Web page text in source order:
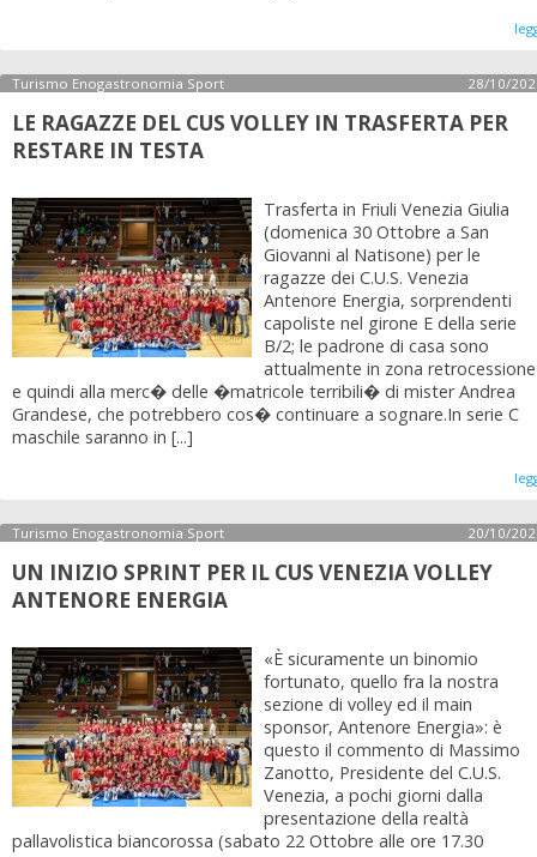
Turismo Enogastronomia Sport 28/10/
LE RAGAZZE DEL CUS VOLLEY IN TRASFERTA PER
RESTARE IN TESTA
Trasferta in Friuli Venezia Giulia
(domenica 30 Ottobre a San
Giovanni al Natisone) per le
ragazze dei C.U.S. Venezia
Antenore Energia, sorprendenti
capoliste nel girone E della serie
B/2; le padrone di casa sono
attualmente in zona retrocessione
e quindi alla merc� delle �matricole terribili� di mister Andrea
Grandese, che potrebbero cos� continuare a sognare.In serie C
maschile saranno in [...]
Turismo Enogastronomia Sport 20/10/
UN INIZIO SPRINT PER IL CUS VENEZIA VOLLEY
ANTENORE ENERGIA
«È sicuramente un binomio
fortunato, quello fra la nostra
sezione di volley ed il main
sponsor, Antenore Energia»: è
questo il commento di Massimo
Zanotto, Presidente del C.U.S.
Venezia, a pochi giorni dalla
presentazione della realtà
pallavolistica biancorossa (sabato 22 Ottobre alle ore 17.30